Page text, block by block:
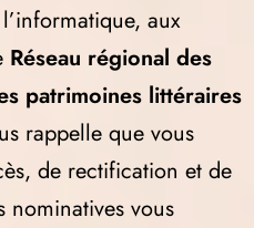
aux
Réseau régional des
patrimoines littéraires
rappelle que vous
de rectification et de
nominatives vous